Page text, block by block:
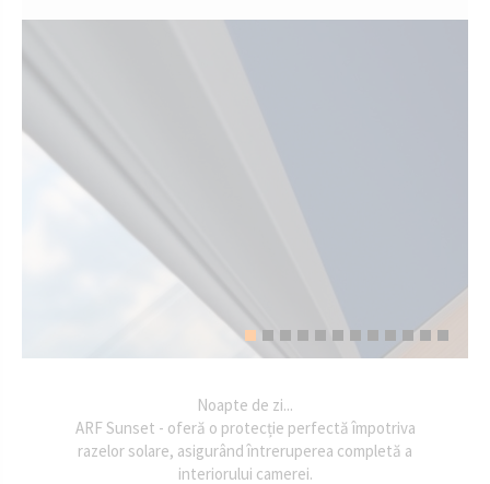
Noapte de zi...
ARF Sunset - oferă o protecție perfectă împotriva
razelor solare, asigurând întreruperea completă a
interiorului camerei.